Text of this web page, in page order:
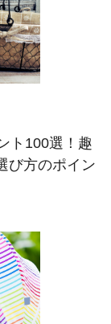
ト100選！趣
び方のポイン